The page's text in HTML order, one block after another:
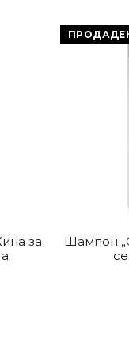
за
Шампон